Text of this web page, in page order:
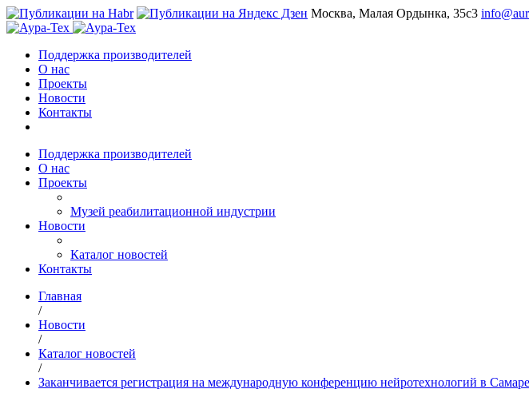
Москва, Малая Ордынка, 35с3
Поддержка производителей
О нас
Проекты
Новости
Контакты
Поддержка производителей
О нас
Проекты
Музей реабилитационной индустрии
Новости
Каталог новостей
Контакты
Главная
/
Новости
/
Каталог новостей
/
Заканчивается регистрация на международную конференцию нейротехнологий в Самаре